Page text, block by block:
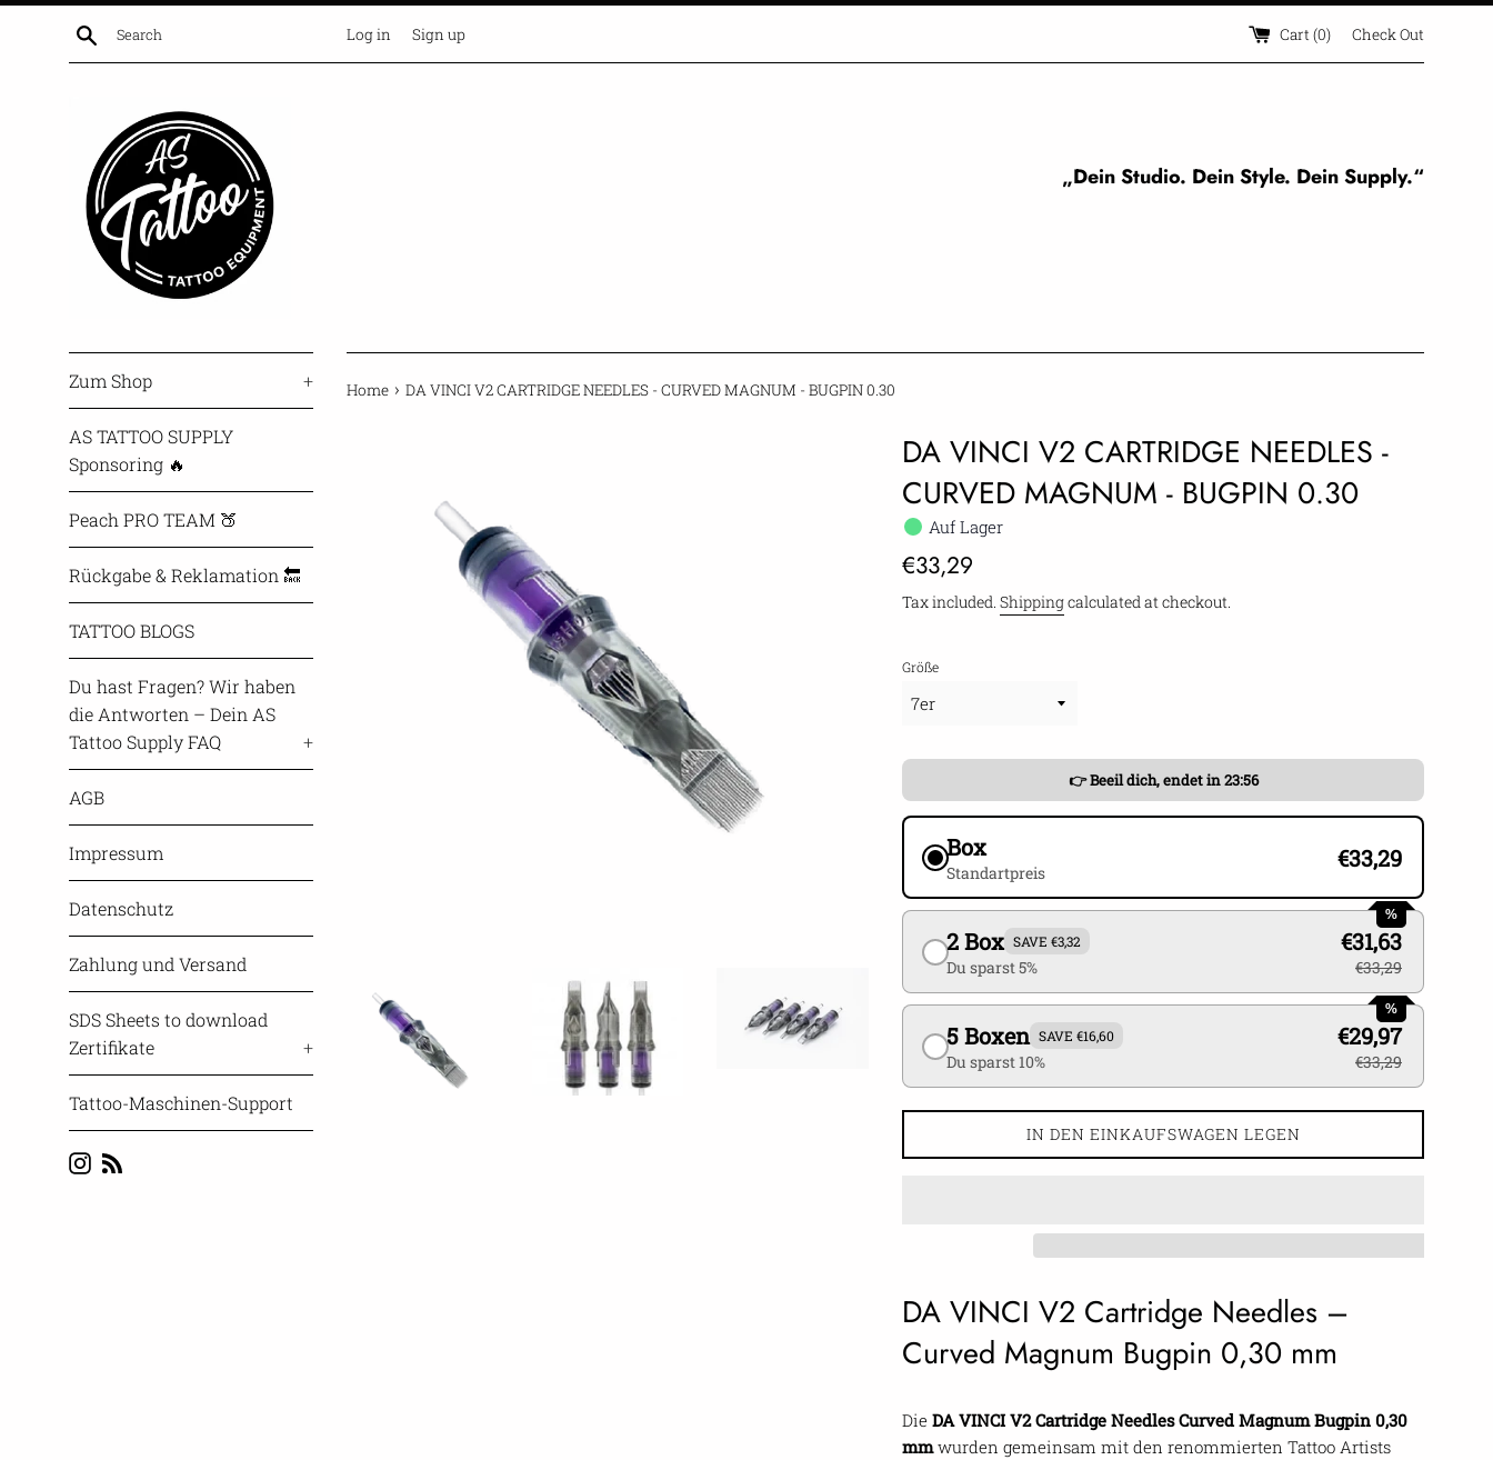
Skip
Search Log in Sign up Cart (0) Check Out
„Dein Studio. Dein Style. Dein Supply.“
Zum Shop +
AS TATTOO SUPPLY
Sponsoring 🔥
Peach PRO TEAM 🍑
Rückgabe & Reklamation 🔙
TATTOO BLOGS
Du hast Fragen? Wir haben
die Antworten – Dein AS
Tattoo Supply FAQ
+
AGB
Impressum
Datenschutz
Zahlung und Versand
SDS Sheets to download
Zertifikate
+
Tattoo-Maschinen-Support
Instagram
Home › DA VINCI V2 CARTRIDGE NEEDLES - CURVED MAGNUM - BUGPIN 0.30
DA VINCI V2 CARTRIDGE NEEDLES -
CURVED MAGNUM - BUGPIN 0.30
Auf Lager
Regular
€33,29
Tax included. Shippingcalculated at checkout.
Größe
👉 Beeil dich, endet in23:55
Box
Standartpreis
€33,29
%
2 Box SAVE €3,32
Du sparst 5%
€31,63
€33,29
%
5 Boxen SAVE €16,60
Du sparst 10%
€29,97
€33,29
IN DEN EINKAUFSWAGEN LEGEN
DA VINCI V2 Cartridge Needles –
Curved Magnum Bugpin 0,30 mm
Die DA VINCI V2 Cartridge Needles Curved Magnum Bugpin 0,30
mmwurden gemeinsam mit den renommierten Tattoo Artists